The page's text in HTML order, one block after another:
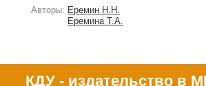
Авторы: Еремин Н.Н.
Еремина Т.А.
КДУ - издательство в